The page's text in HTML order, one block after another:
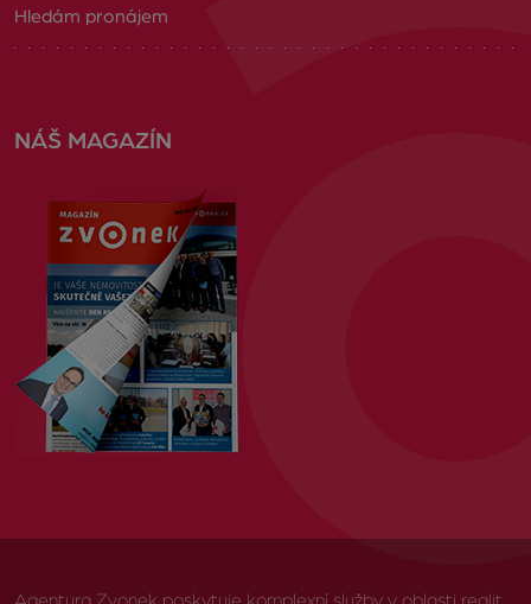
Hledám pronájem
NÁŠ MAGAZÍN
Agentura Zvonek poskytuje komplexní služby v oblasti realit,